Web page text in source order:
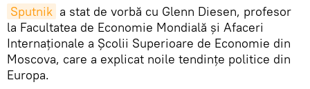
Sputnik a stat de vorbă cu Glenn Diesen, profesor
la Facultatea de Economie Mondială și Afaceri
Internaționale a Școlii Superioare de Economie din
Moscova, care a explicat noile tendințe politice din
Europa.